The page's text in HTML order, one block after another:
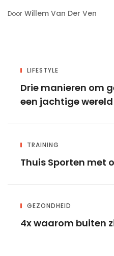
Door Willem Van Der Ven
LIFESTYLE
Drie manieren om
een jachtige wereld
TRAINING
Thuis Sporten met
GEZONDHEID
4x waarom buiten